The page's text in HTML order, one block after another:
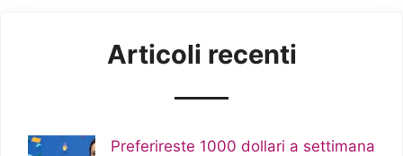
Articoli recenti
Preferireste 1000 dollari a settimana